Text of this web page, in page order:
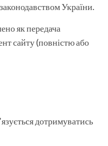
України.
як передача
сайту (повністю або
дотримуватись